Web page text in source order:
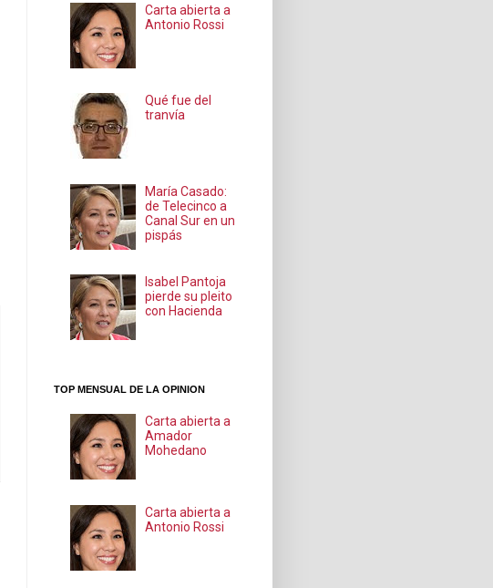
Carta abierta a
Antonio Rossi
Qué fue del
tranvía
María Casado:
de Telecinco a
Canal Sur en un
pispás
Isabel Pantoja
pierde su pleito
con Hacienda
TOP MENSUAL DE LA OPINION
Carta abierta a
Amador
Mohedano
Carta abierta a
Antonio Rossi